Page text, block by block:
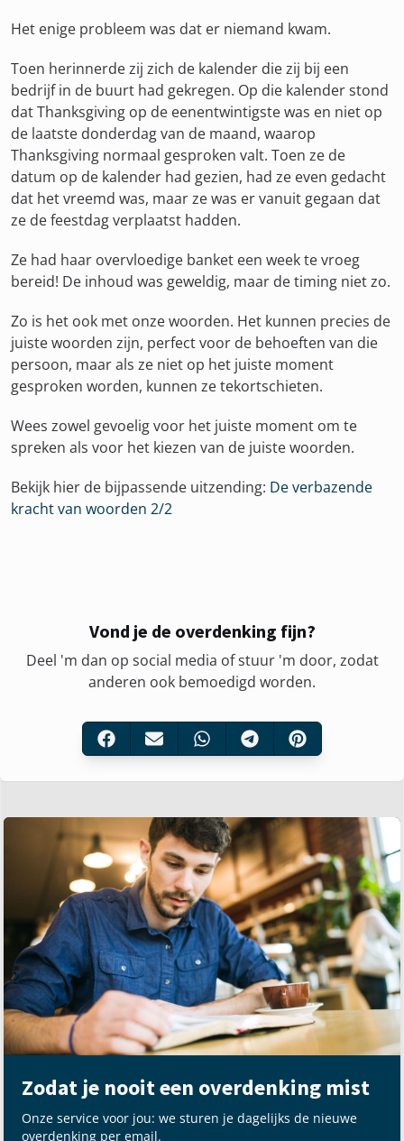
Het enige probleem was dat er niemand kwam.
Toen herinnerde zij zich de kalender die zij bij een
bedrijf in de buurt had gekregen. Op die kalender stond
dat Thanksgiving op de eenentwintigste was en niet op
de laatste donderdag van de maand, waarop
Thanksgiving normaal gesproken valt. Toen ze de
datum op de kalender had gezien, had ze even gedacht
dat het vreemd was, maar ze was er vanuit gegaan dat
ze de feestdag verplaatst hadden.
Ze had haar overvloedige banket een week te vroeg
bereid! De inhoud was geweldig, maar de timing niet zo.
Zo is het ook met onze woorden. Het kunnen precies de
juiste woorden zijn, perfect voor de behoeften van die
persoon, maar als ze niet op het juiste moment
gesproken worden, kunnen ze tekortschieten.
Wees zowel gevoelig voor het juiste moment om te
spreken als voor het kiezen van de juiste woorden.
Bekijk hier de bijpassende uitzending: De verbazende
kracht van woorden 2/2
Vond je de overdenking fijn?
Deel 'm dan op social media of stuur 'm door, zodat
anderen ook bemoedigd worden.
Zodat je nooit een overdenking mist
Onze service voor jou: we sturen je dagelijks de nieuwe
overdenking per email.